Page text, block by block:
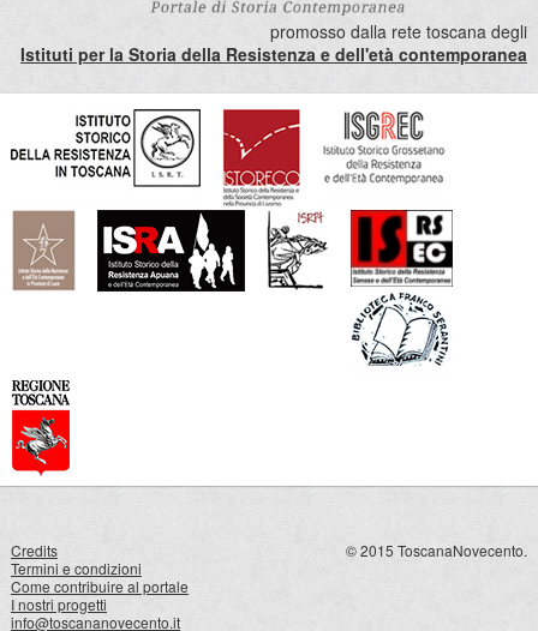
promosso dalla rete toscana degli
Istituti per la Storia della Resistenza e dell'età contemporanea
Credits
Termini e condizioni
Come contribuire al portale
I nostri progetti
info@toscananovecento.it
© 2015 ToscanaNovecento.